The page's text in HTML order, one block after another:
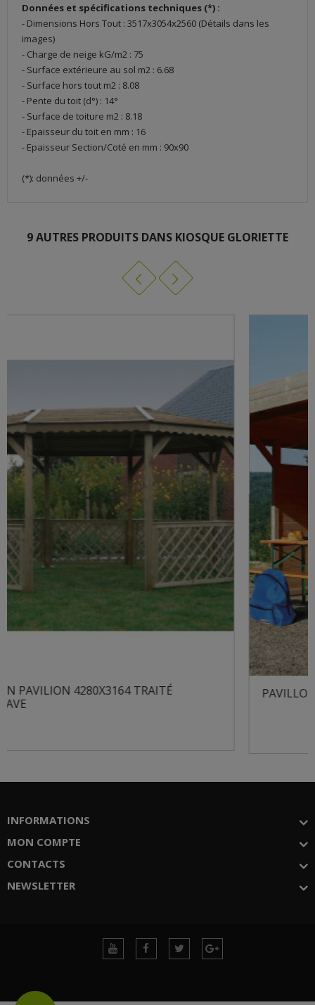
Données et spécifications techniques (*) :
- Dimensions Hors Tout : 3517x3054x2560 (Détails dans les
images)
- Charge de neige kG/m2 : 75
- Surface extérieure au sol m2 : 6.68
- Surface hors tout m2 : 8.08
- Pente du toit (d°) : 14°
- Surface de toiture m2 : 8.18
- Epaisseur du toit en mm : 16
- Epaisseur Section/Coté en mm : 90x90
(*): données +/-
9 AUTRES PRODUITS DANS KIOSQUE GLORIETTE
PAVILLON REGENSBURG 3000X2000 TRAITÉ...
INFORMATIONS
MON COMPTE
CONTACTS
NEWSLETTER